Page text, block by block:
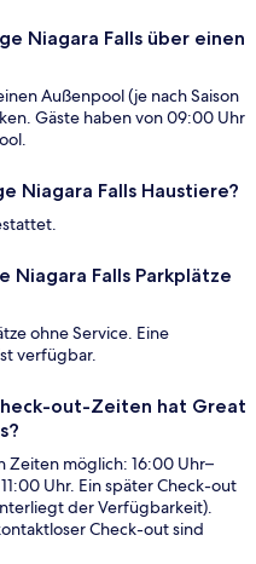
Niagara Falls über einen
Außenpool (je nach Saison
Gäste haben von 09:00 Uhr
Niagara Falls Haustiere?
Falls Parkplätze
ohne Service. Eine
verfügbar.
out-Zeiten hat Great
Zeiten möglich: 16:00 Uhr–
Uhr. Ein später Check-out
der Verfügbarkeit).
Check-out sind